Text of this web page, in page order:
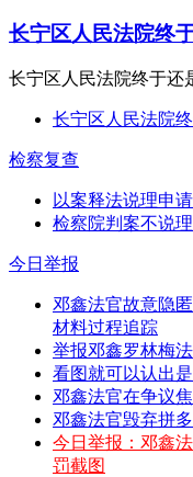
长宁区人民法院终
长宁区人民法院终于还
长宁区人民法院
检察复查
以案释法说理申请
检察院判案不说
今日举报
邓鑫法官故意隐
材料过程追踪
举报邓鑫罗林梅
看图就可以认出
邓鑫法官在争议
邓鑫法官毁弃拼
今日举报：邓鑫
罚截图